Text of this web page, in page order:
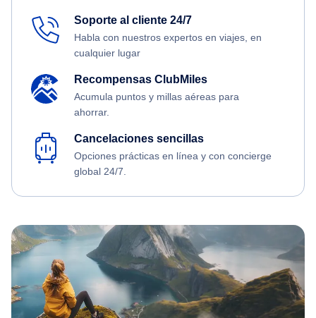
Soporte al cliente 24/7
Habla con nuestros expertos en viajes, en
cualquier lugar
Recompensas ClubMiles
Acumula puntos y millas aéreas para
ahorrar.
Cancelaciones sencillas
Opciones prácticas en línea y con concierge
global 24/7.